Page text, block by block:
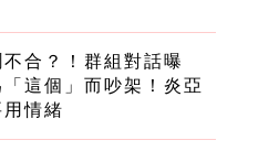
合？！群組對話曝
這個」而吵架！炎亞
情緒